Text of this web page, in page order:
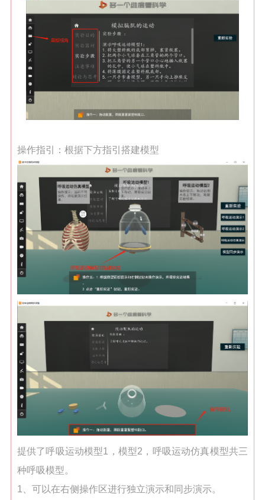
操作指引： 根据下方指引搭建模型
提供了呼吸运动模型1，模型2，呼吸运动仿真模型共三
种呼吸模型。
1、可以在右侧操作区进行独立演示和同步演示。